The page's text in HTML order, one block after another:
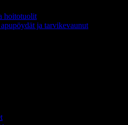
hoitotuolit
ja tarvikevaunut